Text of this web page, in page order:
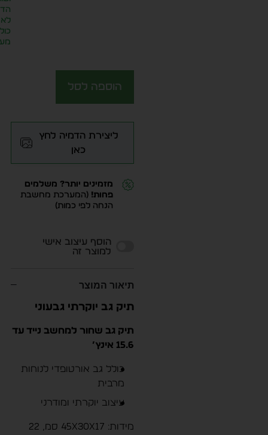
לא
הוספה לסל
ליצירת הדמיה לחץ
כאן
מזמינים יותר? משלמים
פחות! (המערכת מחשבת
הנחה לפי כמות)
הוסף עיצוב אישי
למוצר זה
תיאור המוצר
תיק גב יוקרתי גבעוני
תיק גב שחור למחשב נייד עד
15.6 אינץ’
כולל גב אורטופדי לנוחות
מרבית
עיצוב יוקרתי ומודרני
מידות: 45x30x17 סמ, 22